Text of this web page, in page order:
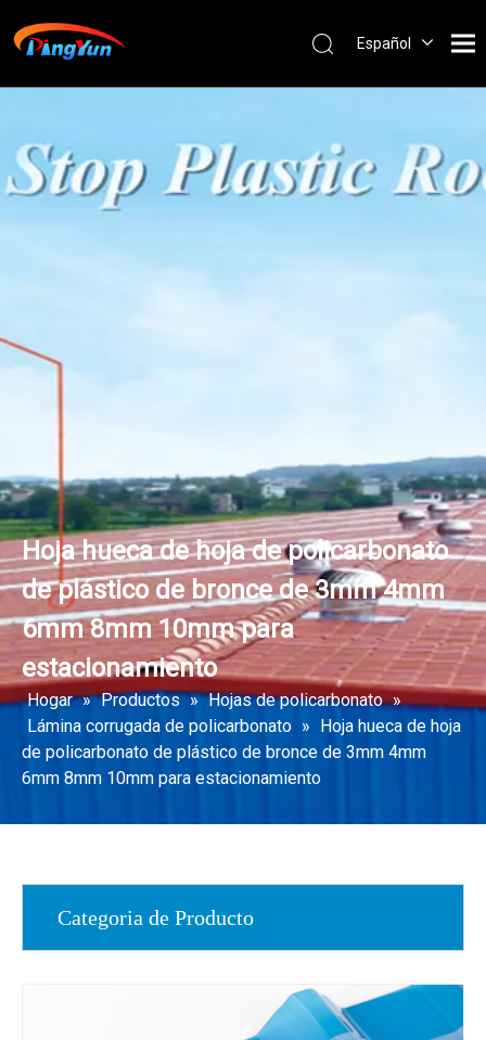
Español
Pусский
Português
Hoja hueca de hoja de policarbonato
de plástico de bronce de 3mm 4mm
6mm 8mm 10mm para
estacionamiento
Hogar » Productos » Hojas de policarbonato »
Lámina corrugada de policarbonato » Hoja hueca de hoja
de policarbonato de plástico de bronce de 3mm 4mm
6mm 8mm 10mm para estacionamiento
Categoria de Producto